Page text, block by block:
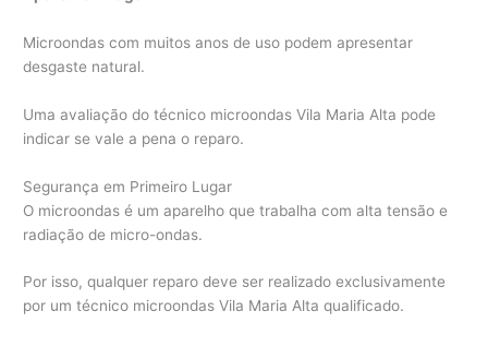
Microondas com muitos anos de uso podem apresentar
desgaste natural.
Uma avaliação do técnico microondas Vila Maria Alta pode
indicar se vale a pena o reparo.
Segurança em Primeiro Lugar
O microondas é um aparelho que trabalha com alta tensão e
radiação de micro-ondas.
Por isso, qualquer reparo deve ser realizado exclusivamente
por um técnico microondas Vila Maria Alta qualificado.